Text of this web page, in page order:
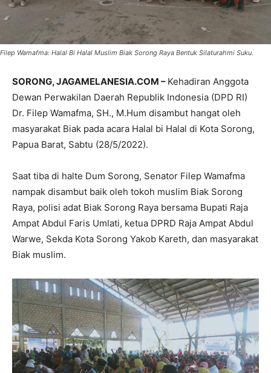
Filep Wamafma: Halal Bi Halal Muslim Biak Sorong Raya Bentuk Silaturahmi Suku.
SORONG, JAGAMELANESIA.COM – Kehadiran Anggota
Dewan Perwakilan Daerah Republik Indonesia (DPD RI)
Dr. Filep Wamafma, SH., M.Hum disambut hangat oleh
masyarakat Biak pada acara Halal bi Halal di Kota Sorong,
Papua Barat, Sabtu (28/5/2022).
Saat tiba di halte Dum Sorong, Senator Filep Wamafma
nampak disambut baik oleh tokoh muslim Biak Sorong
Raya, polisi adat Biak Sorong Raya bersama Bupati Raja
Ampat Abdul Faris Umlati, ketua DPRD Raja Ampat Abdul
Warwe, Sekda Kota Sorong Yakob Kareth, dan masyarakat
Biak muslim.